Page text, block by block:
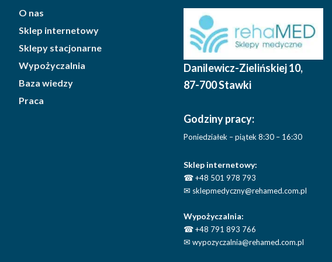
O nas
Sklep internetowy
Sklepy stacjonarne
Wypożyczalnia
Baza wiedzy
Praca
Danilewicz-Zielińskiej 10,
87-700 Stawki
Godziny pracy:
Poniedziałek – piątek 8:30 – 16:30
Sklep internetowy:
☎+48 501 978 793
✉ sklepmedyczny@rehamed.com.pl
Wypożyczalnia:
☎+48 791 893 766
✉ wypozyczalnia@rehamed.com.pl